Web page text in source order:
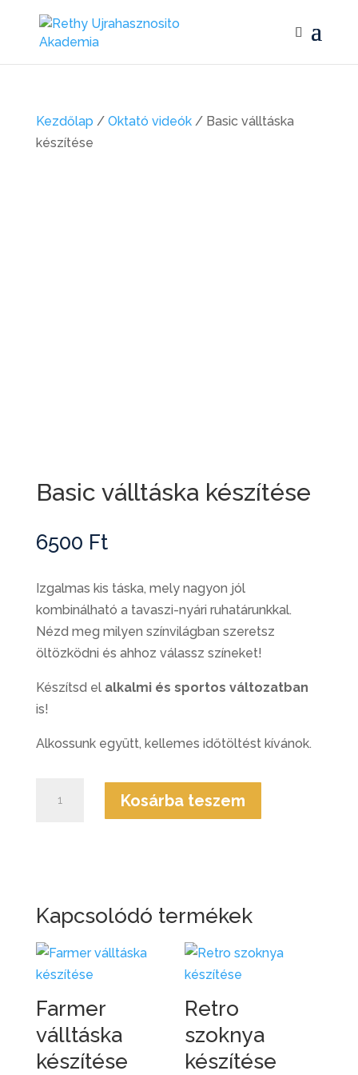
Kezdőlap / Oktató videók/ Basic válltáska
készítése
Basic válltáska készítése
6500 Ft
Izgalmas kis táska, mely nagyon jól
kombinálható a tavaszi-nyári ruhatárunkkal.
Nézd meg milyen színvilágban szeretsz
öltözködni és ahhoz válassz színeket!
Készítsd el alkalmi és sportos változatban
is!
Alkossunk együtt, kellemes időtöltést kívánok.
Kosárba teszem
Kapcsolódó termékek
Farmer
válltáska
készítése
Retro
szoknya
készítése